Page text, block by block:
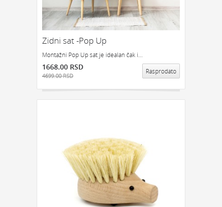
Zidni sat -Pop Up
Montažni Pop Up sat je idealan čak i...
1668.00 RSD
4699.00 RSD
Rasprodato